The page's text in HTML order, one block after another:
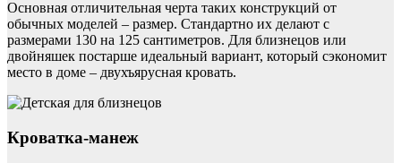
Основная отличительная черта таких конструкций от
обычных моделей – размер. Стандартно их делают с
размерами 130 на 125 сантиметров. Для близнецов или
двойняшек постарше идеальный вариант, который сэкономит
место в доме – двухъярусная кровать.
Кроватка-манеж